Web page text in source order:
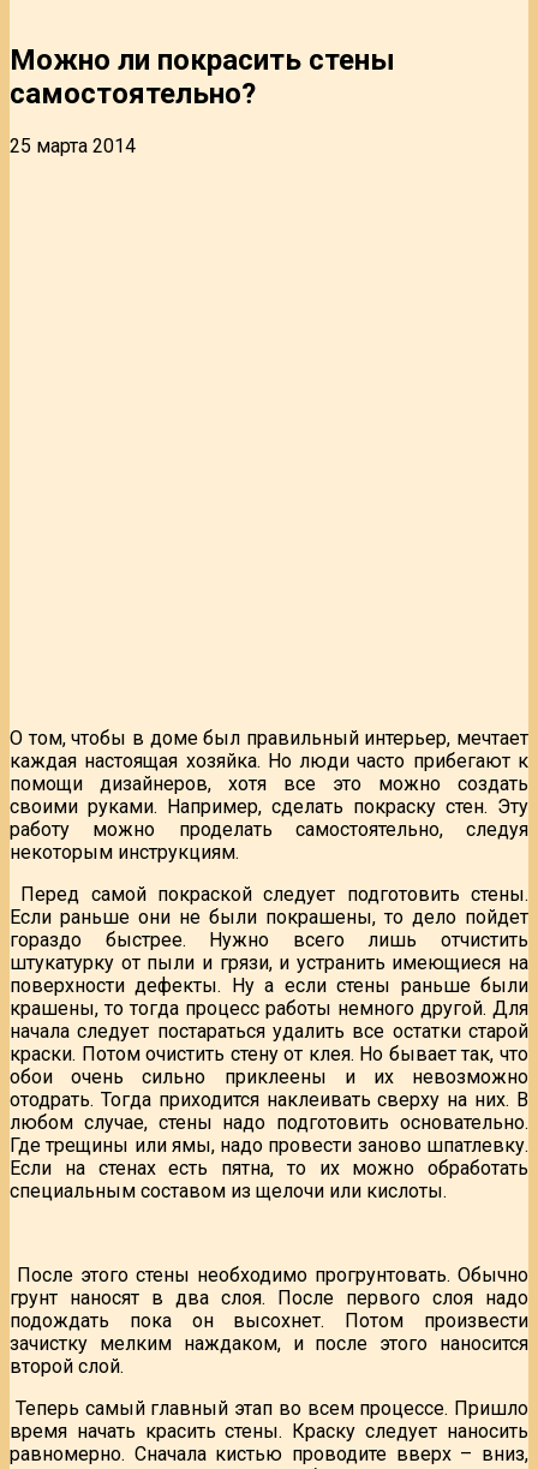
Можно ли покрасить стены
самостоятельно?
25 марта 2014
О том, чтобы в доме был правильный интерьер, мечтает
каждая настоящая хозяйка. Но люди часто прибегают к
помощи дизайнеров, хотя все это можно создать
своими руками. Например, сделать покраску стен. Эту
работу можно проделать самостоятельно, следуя
некоторым инструкциям.
Перед самой покраской следует подготовить стены.
Если раньше они не были покрашены, то дело пойдет
гораздо быстрее. Нужно всего лишь отчистить
штукатурку от пыли и грязи, и устранить имеющиеся на
поверхности дефекты. Ну а если стены раньше были
крашены, то тогда процесс работы немного другой. Для
начала следует постараться удалить все остатки старой
краски. Потом очистить стену от клея. Но бывает так, что
обои очень сильно приклеены и их невозможно
отодрать. Тогда приходится наклеивать сверху на них. В
любом случае, стены надо подготовить основательно.
Где трещины или ямы, надо провести заново шпатлевку.
Если на стенах есть пятна, то их можно обработать
специальным составом из щелочи или кислоты.
После этого стены необходимо прогрунтовать. Обычно
грунт наносят в два слоя. После первого слоя надо
подождать пока он высохнет. Потом произвести
зачистку мелким наждаком, и после этого наносится
второй слой.
Теперь самый главный этап во всем процессе. Пришло
время начать красить стены. Краску следует наносить
равномерно. Сначала кистью проводите вверх – вниз,